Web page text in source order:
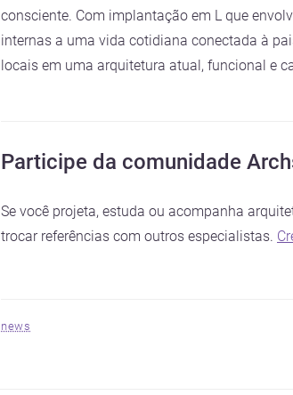
consciente. Com implantação em L que
internas a uma vida cotidiana conectada à
locais em uma arquitetura atual, funcional e
Participe da comunidade
Se você projeta, estuda ou acompanha
trocar referências com outros especialistas.
news